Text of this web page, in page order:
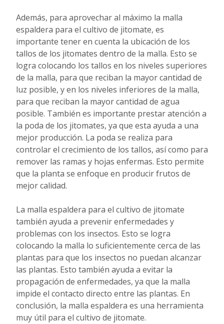
Además, para aprovechar al máximo la malla
espaldera para el cultivo de jitomate, es
importante tener en cuenta la ubicación de los
tallos de los jitomates dentro de la malla. Esto se
logra colocando los tallos en los niveles superiores
de la malla, para que reciban la mayor cantidad de
luz posible, y en los niveles inferiores de la malla,
para que reciban la mayor cantidad de agua
posible. También es importante prestar atención a
la poda de los jitomates, ya que esta ayuda a una
mejor producción. La poda se realiza para
controlar el crecimiento de los tallos, así como para
remover las ramas y hojas enfermas. Esto permite
que la planta se enfoque en producir frutos de
mejor calidad.
La malla espaldera para el cultivo de jitomate
también ayuda a prevenir enfermedades y
problemas con los insectos. Esto se logra
colocando la malla lo suficientemente cerca de las
plantas para que los insectos no puedan alcanzar
las plantas. Esto también ayuda a evitar la
propagación de enfermedades, ya que la malla
impide el contacto directo entre las plantas. En
conclusión, la malla espaldera es una herramienta
muy útil para el cultivo de jitomate.